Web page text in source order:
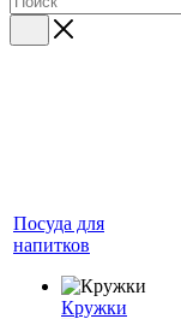
Посуда для
напитков
Кружки